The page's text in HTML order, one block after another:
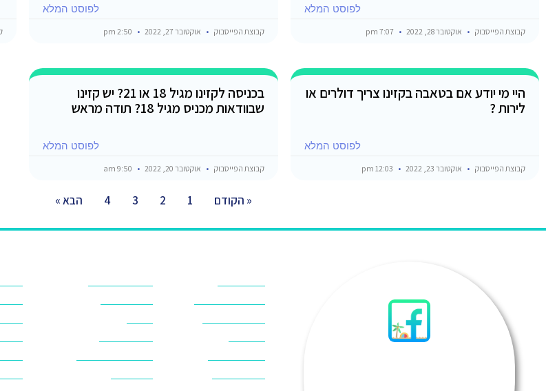
לפוסט המלא
קבוצת הפייסבוק אוקטובר 28, 2022
לפוסט המלא
קבוצת הפייסבוק אוקטובר 27, 2022
היי מי יודע אם בטאבה בקזינו צריך דולרים או
לירות ?
לפוסט המלא
קבוצת הפייסבוק אוקטובר 23, 2022
בכניסה לקזינו מגיל 18 או 21? יש קזינו
שבוודאות מכניס מגיל 18? תודה מראש
לפוסט המלא
קבוצת הפייסבוק אוקטובר 20, 2022
« הקודם 1
2
3
4 הבא »
סיני